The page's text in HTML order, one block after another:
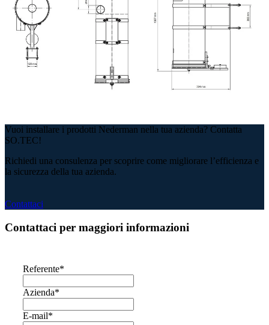
Vuoi installare i prodotti Nederman nella tua azienda? Contatta
SO.TEC!
Richiedi una consulenza per scoprire come migliorare l’efficienza e
la sicurezza della tua azienda.
Contattaci
Contattaci per maggiori informazioni
Referente*
Azienda*
E-mail*